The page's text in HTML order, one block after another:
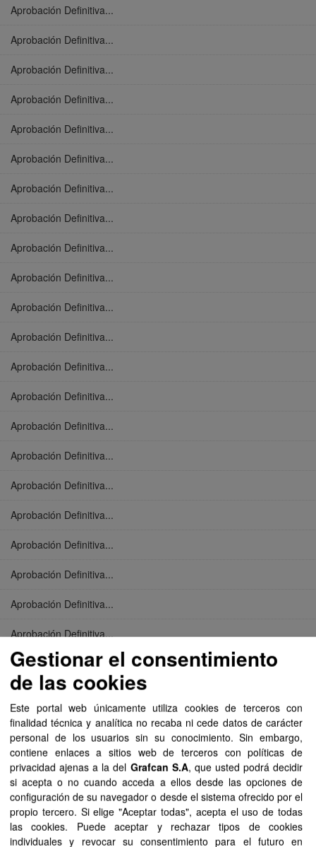
Aprobación Definitiva...
Aprobación Definitiva...
Aprobación Definitiva...
Aprobación Definitiva...
Aprobación Definitiva...
Aprobación Definitiva...
Aprobación Definitiva...
Aprobación Definitiva...
Aprobación Definitiva...
Aprobación Definitiva...
Aprobación Definitiva...
Aprobación Definitiva...
Aprobación Definitiva...
Aprobación Definitiva...
Aprobación Definitiva...
Aprobación Definitiva...
Aprobación Definitiva...
Aprobación Definitiva...
Aprobación Definitiva...
Aprobación Definitiva...
Aprobación Definitiva...
Aprobación Definitiva...
Aprobación Definitiva...
Aprobación Definitiva...
Aprobación Definitiva...
Aprobación Definitiva...
Aprobación Definitiva...
Aprobación Definitiva...
Aprobación Definitiva...
Gestionar el consentimiento
de las cookies
Este portal web únicamente utiliza cookies de terceros con
finalidad técnica y analítica no recaba ni cede datos de carácter
personal de los usuarios sin su conocimiento. Sin embargo,
contiene enlaces a sitios web de terceros con políticas de
privacidad ajenas a la del Grafcan S.A, que usted podrá decidir
si acepta o no cuando acceda a ellos desde las opciones de
configuración de su navegador o desde el sistema ofrecido por el
propio tercero. Si elige "Aceptar todas", acepta el uso de todas
las cookies. Puede aceptar y rechazar tipos de cookies
individuales y revocar su consentimiento para el futuro en